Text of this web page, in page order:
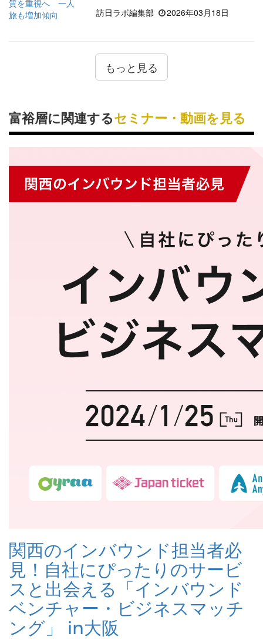
訪日ラボ編集部
2026年03月18日
もっと見る
富裕層に関連するセミナー・動画を見る
関西のインバウンド担当者必
見！自社にぴったりのサービ
スと出会える「インバウンド
ベンチャー・ビジネスマッチ
ング」 in大阪